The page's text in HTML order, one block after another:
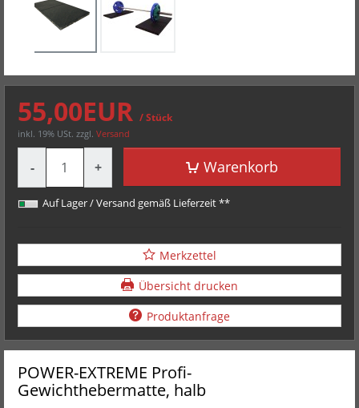
55,00EUR / Stück
inkl. 19% USt. zzgl. Versand
- + Warenkorb
Auf Lager / Versand gemäß Lieferzeit **
Merkzettel
Übersicht drucken
Produktanfrage
POWER-EXTREME Profi-
Gewichthebermatte, halb